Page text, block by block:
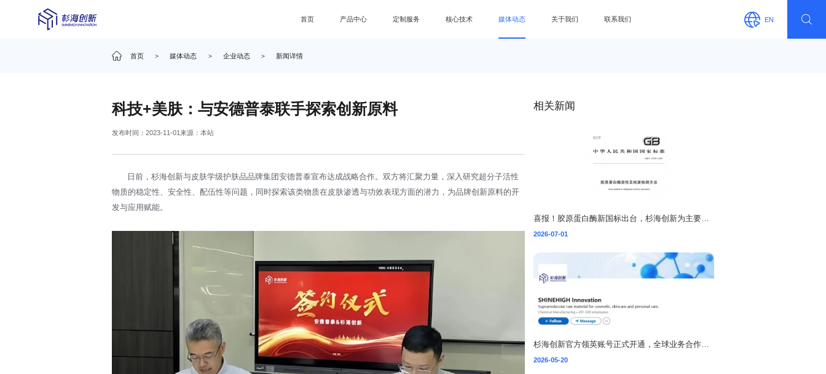
首页 产品中心 定制服务 核心技术 媒体动态 关于我们 联系我们 EN
首页 > 媒体动态 > 企业动态 > 新闻详情
科技+美肤：与安德普泰联手探索创新原料
发布时间：2023-11-01 来源：本站
日前，杉海创新与皮肤学级护肤品品牌集团安德普泰宣布达成战略合作。双方将汇聚力量，深入研究超分子活性
物质的稳定性、安全性、配伍性等问题，同时探索该类物质在皮肤渗透与功效表现方面的潜力，为品牌创新原料的开
发与应用赋能。
相关新闻
2026-07-01
2026-05-20